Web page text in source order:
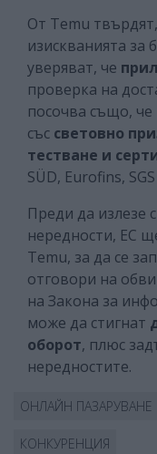
От Temu
изискванията за
уверяват, че
проверка на
посочва също, че
със световно
тестване и
SÜD, Eurofins,
Преди да излезе
нередности, ЕС
Temu, за да се
отговори на
на Закона за
може да стигнат
оборот, плюс
нередностите.
ОНЛАЙН ПАЗАРУВАНЕ
КОНКУРЕНЦИЯ